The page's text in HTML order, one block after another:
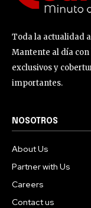
Toda la actualidad
Mantente al día
exclusivos y
importantes.
NOSOTROS
About Us
Partner with Us
Careers
Contact us